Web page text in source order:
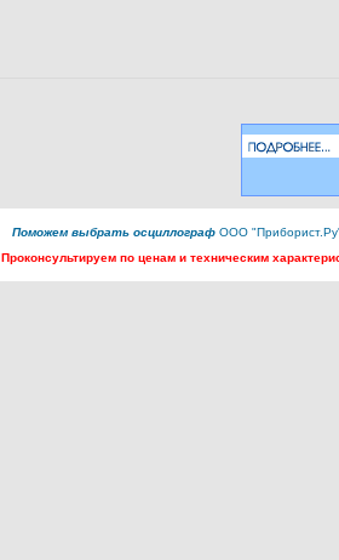
Поможемвыбрать осциллограф ООО
Проконсультируем по ценам и техническим